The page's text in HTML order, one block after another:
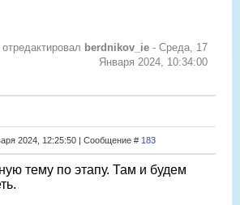
berdnikov_ie - Среда, 17
Января 2024, 10:34:00
2024, 12:25:50 | Сообщение # 183
тему по этапу. Там и будем